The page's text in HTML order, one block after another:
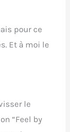
pour ce
Et à moi le
le
“Feel by